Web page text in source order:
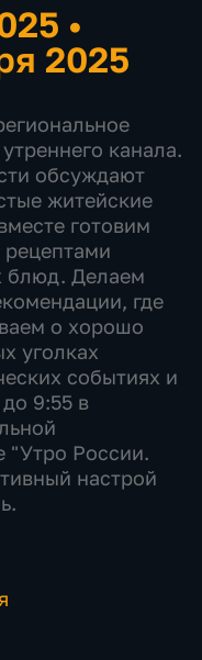
•
2025
канала.
обсуждают
житейские
готовим
рецептами
блюд. Делаем
где
о хорошо
уголках
событиях и
9:55 в
"Утро России.
настрой